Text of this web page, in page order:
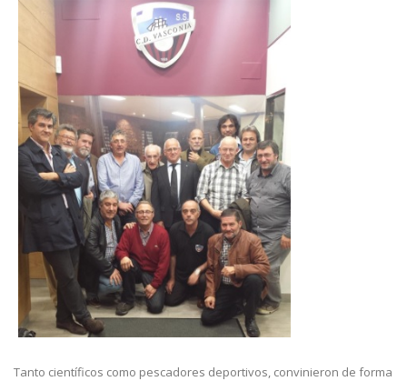
FotoCronica_5.jpg
Tanto científicos como pescadores deportivos, convinieron de forma